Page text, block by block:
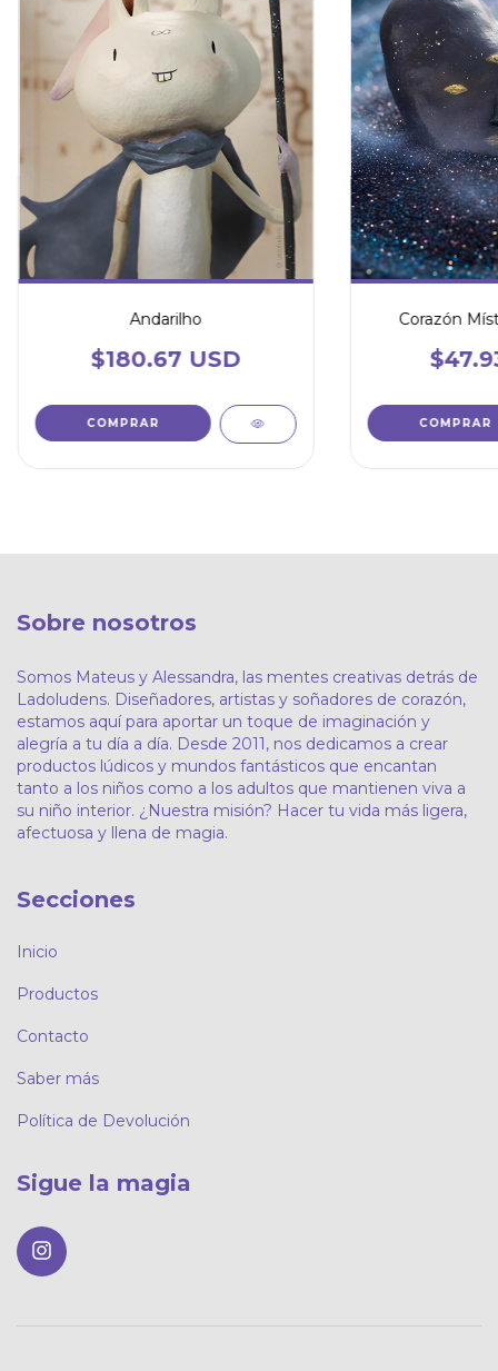
Andarilho
$180.67 USD
Corazón
Sobre nosotros
Somos Mateus y Alessandra, las mentes creativas detrás de
Ladoludens. Diseñadores, artistas y soñadores de corazón,
estamos aquí para aportar un toque de imaginación y
alegría a tu día a día. Desde 2011, nos dedicamos a crear
productos lúdicos y mundos fantásticos que encantan
tanto a los niños como a los adultos que mantienen viva a
su niño interior. ¿Nuestra misión? Hacer tu vida más ligera,
afectuosa y llena de magia.
Secciones
Inicio
Productos
Contacto
Saber más
Política de Devolución
Sigue la magia